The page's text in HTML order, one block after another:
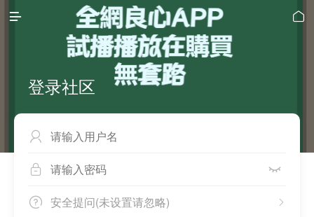
 
登录社区

 
 
安全提问(未设置请忽略)